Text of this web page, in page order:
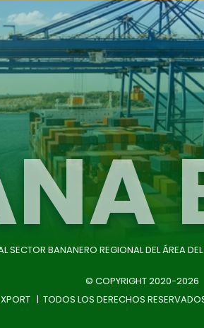
SECTOR BANANERO REGIONAL DEL ÁREA
© COPYRIGHT 2020-2026
| TODOS LOS DERECHOS